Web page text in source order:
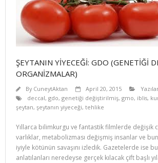
ŞEYTANIN YİYECEĞİ: GDO (GENETİĞİ
ORGANİZMALAR)
By CuneytAktan April 20, 2015
deccal, gdo, genetiği değiştirilmiş, gmo, iblis,
şeytan, şeytanın yiyeceği, tehlike
Yıllarca bilimkurgu ve fantastik filmlerde değişik
varlıklar, metabolizması değişmiş insanlar ve
iyiyle kötünün savaşını izledik. Gazetelerde ise
anlatılanları neredeyse gerçek kılacak çift başlı